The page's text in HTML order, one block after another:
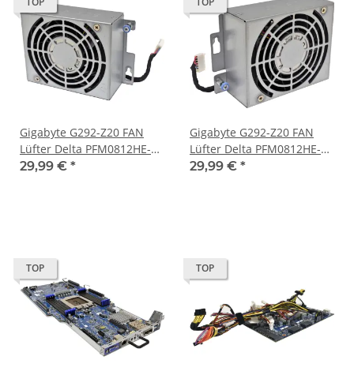
Gigabyte G292-Z20 FAN
Lüfter Delta PFM0812HE-01
Cage Left Side
29,99 € *
Gigabyte G292-Z20 FAN
Lüfter Delta PFM0812HE-01
Cage Right Side
29,99 € *
TOP TOP